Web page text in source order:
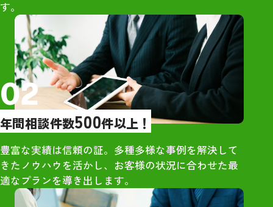
橋さんを選びましたが、間違い
なかったと今では確信していま
す。お世話になり大変ありがと
うございました。
・大手は営業が
象だったが、グ
グさんは営業的
し
・大手からもオ
が、最も高額だ
ンハウジングさ
独自の販路が強
す。
02
年間相談件数500件以上！
豊富な実績は信頼の証。多種多様な事例を解決して
きたノウハウを活かし、お客様の状況に合わせた最
適なプランを導き出します。